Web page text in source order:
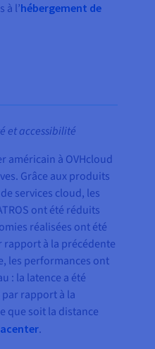
à l’hébergement de
et accessibilité
américain à OVHcloud
Grâce aux produits
services cloud, les
ont été réduits
réalisées ont été
à la précédente
les performances ont
: la latence a été
rapport à la
que soit la distance
.